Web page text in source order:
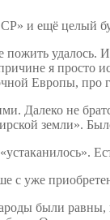
и ещё целый
удалось. И
я
Европы, про
Далеко не
земли».
с уже
были равны,